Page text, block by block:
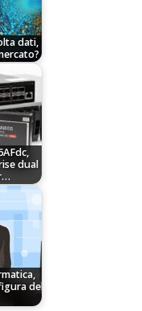
dati,
dual
del